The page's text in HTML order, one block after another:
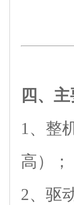
四、
1、整
高）；
2、驱